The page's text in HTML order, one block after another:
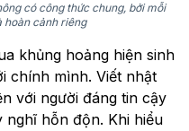
có công thức chung, bởi mỗi
hoàn cảnh riêng
khủng hoảng hiện sinh
chính mình. Viết nhật
với người đáng tin cậy
hỗn độn. Khi hiểu